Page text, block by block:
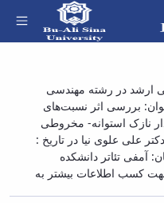
About
Faculty
History
Dean
of
the
Journals
Journal
Industrial
Members
کارشناسی ارشد در
طراحی کاربردی با
هندسی بر رفتار
استوانه- مخروطی
فنی و مهندسی
ارشد در رشته مهندسی
بررسی اثر نسبت‌های
نازک استوانه- مخروطی
علی علوی نیا در تاریخ :
03/07/97 ساعت 14:00 مکان: آمفی تئاتر دانشکده
کسب اطلاعات بیشتر به